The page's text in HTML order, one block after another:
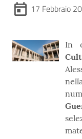
17 Febbraio
In